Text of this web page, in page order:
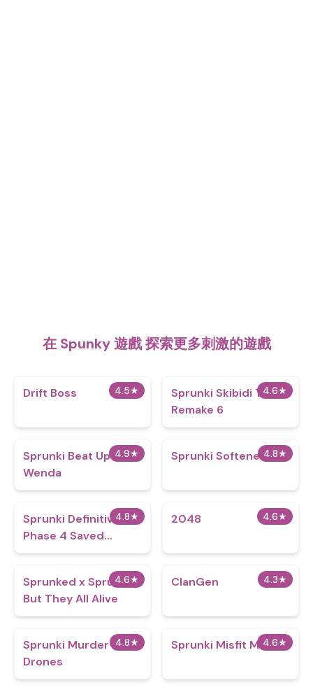
在 Spunky 遊戲 探索更多刺激的遊戲
4.5★
Drift Boss 4.6★
Sprunki Skibidi Toilet
Remake 6
4.9★
Sprunki Beat Up
Wenda
4.8★
Sprunki Softened
4.8★
Sprunki Definitive
Phase 4 Saved
Archive
4.6★
2048
4.6★
Sprunked x Sprunki
But They All Alive
4.3★
ClanGen
4.8★
Sprunki Murder
Drones
4.6★
Sprunki Misfit Mix